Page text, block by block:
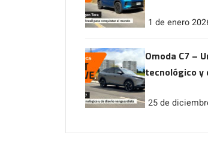
1 de enero
Omoda C7 –
tecnológico y
25 de